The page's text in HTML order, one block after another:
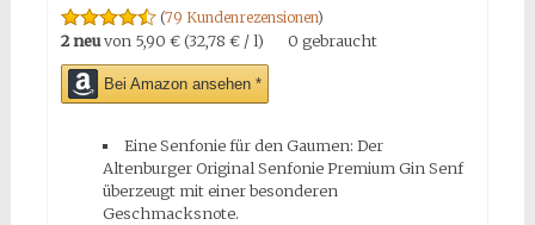
(79 Kundenrezensionen)
2 neuvon 5,90 € (32,78 € / l) 0 gebraucht
Bei Amazon ansehen *
Eine Senfonie für den Gaumen: Der
Altenburger Original Senfonie Premium Gin Senf
überzeugt mit einer besonderen
Geschmacksnote.